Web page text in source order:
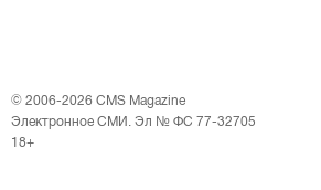
© 2006-2026 CMS Magazine
Электронное СМИ. Эл № ФС 77-32705
18+